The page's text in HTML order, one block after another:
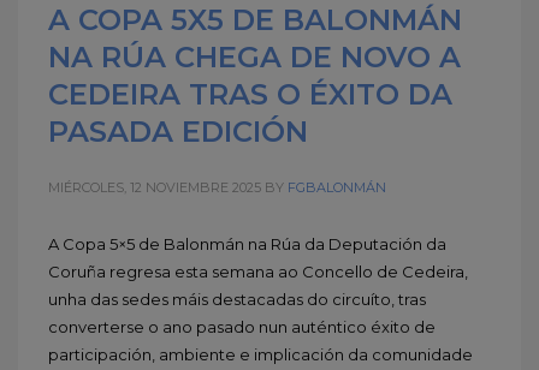
A COPA 5X5 DE BALONMÁN
NA RÚA CHEGA DE NOVO A
CEDEIRA TRAS O ÉXITO DA
PASADA EDICIÓN
MIÉRCOLES, 12 NOVIEMBRE 2025 BY FGBALONMÁN
A Copa 5×5 de Balonmán na Rúa da Deputación da
Coruña regresa esta semana ao Concello de Cedeira,
unha das sedes máis destacadas do circuíto, tras
converterse o ano pasado nun auténtico éxito de
participación, ambiente e implicación da comunidade